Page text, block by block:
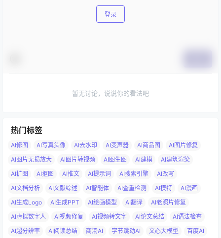
登录
暂无讨论，说说你的看法吧
热门标签
AI修图 AI写真头像 AI去水印 AI变声器 AI商品图
AI图片修复
AI图片无损放大
AI图片转视频 AI图生图 AI建模
AI建筑渲染
AI扩图
AI抠图 AI推文 AI提示词 AI搜索引擎
AI改写
AI文档分析
AI文献综述 AI智能体 AI查重检测 AI模特
AI漫画
AI生成Logo
AI生成PPT AI绘画模型 AI翻译
AI老照片修复
AI虚拟数字人
AI视频修复 AI视频转文字 AI论文总结
AI语法检查
AI超分辨率
AI阅读总结 商汤AI 字节跳动AI 文心大模型 百度AI